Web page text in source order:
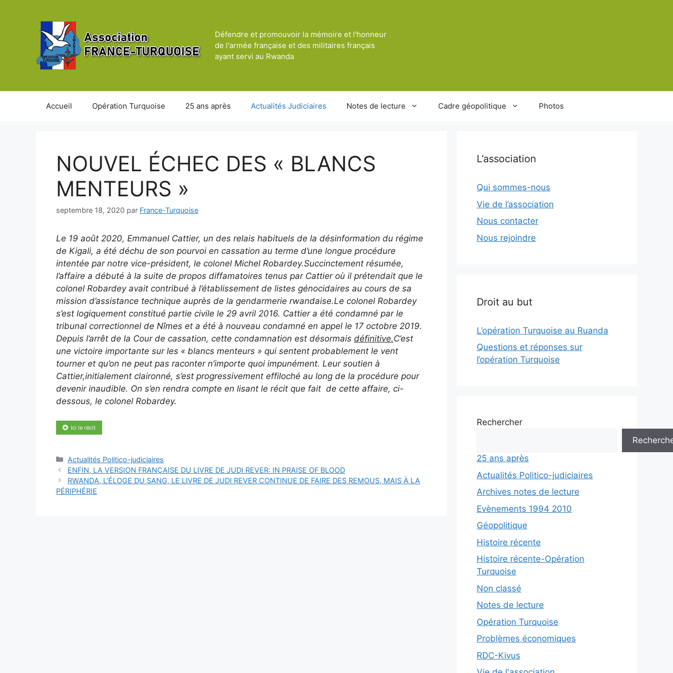
Défendre et promouvoir la mémoire et l'honneur
de l'armée française et des militaires français
ayant servi au Rwanda
Accueil Opération Turquoise 25 ans après Actualités Judiciaires Notes de lecture Cadre géopolitique Photos
NOUVEL ÉCHEC DES « BLANCS
MENTEURS »
septembre 18, 2020 par France-Turquoise
Le 19 août 2020, Emmanuel Cattier, un des relais habituels de la désinformation du régime
de Kigali, a été déchu de son pourvoi en cassation au terme d’une longue procédure
intentée par notre vice-président, le colonel Michel Robardey.Succinctement résumée,
l’affaire a débuté à la suite de propos diffamatoires tenus par Cattier où il prétendait que le
colonel Robardey avait contribué à l’établissement de listes génocidaires au cours de sa
mission d’assistance technique auprès de la gendarmerie rwandaise.Le colonel Robardey
s’est logiquement constitué partie civile le 29 avril 2016. Cattier a été condamné par le
tribunal correctionnel de Nîmes et a été à nouveau condamné en appel le 17 octobre 2019.
Depuis l’arrêt de la Cour de cassation, cette condamnation est désormais définitive.C’est
une victoire importante sur les « blancs menteurs » qui sentent probablement le vent
tourner et qu’on ne peut pas raconter n’importe quoi impunément. Leur soutien à
Cattier,initialement claironné, s’est progressivement effiloché au long de la procédure pour
devenir inaudible. On s’en rendra compte en lisant le récit que fait de cette affaire, ci-
dessous, le colonel Robardey.
Ici le récit
Catégories
Actualités Politico-judiciaires
ENFIN, LA VERSION FRANÇAISE DU LIVRE DE JUDI REVER: IN PRAISE OF BLOOD
RWANDA, L’ÉLOGE DU SANG, LE LIVRE DE JUDI REVER CONTINUE DE FAIRE DES REMOUS, MAIS À LA
PÉRIPHÉRIE
L’association
Qui sommes-nous
Vie de l’association
Nous contacter
Nous rejoindre
Droit au but
L’opération Turquoise au Ruanda
Questions et réponses sur
l’opération Turquoise
Rechercher
25 ans après
Actualités Politico-judiciaires
Archives notes de lecture
Evènements 1994 2010
Géopolitique
Histoire récente
Histoire récente-Opération
Turquoise
Non classé
Notes de lecture
Opération Turquoise
Problèmes économiques
RDC-Kivus